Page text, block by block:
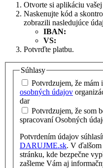
Otvorte si aplikáciu
Naskenujte kód a
zobrazili nasledujúce
IBAN:
VS:
Potvrďte platbu.
Súhlasy
Potvrdzujem, že mám
osobných údajov
dar
Potvrdzujem, že som
spracovaní Osobných
Potvrdením údajov
DARUJME.sk. V ďalšom
stránku, kde bezpečne
zašleme Vám aj